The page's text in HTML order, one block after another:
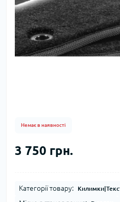
Немає в наявності
3 750 грн.
Категорії товару: